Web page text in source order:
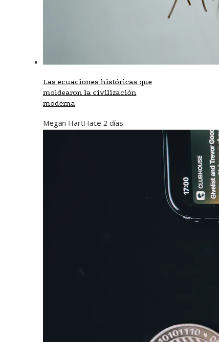
Las ecuaciones históricas que
moldearon la civilización
moderna
Megan HartHace 2 días